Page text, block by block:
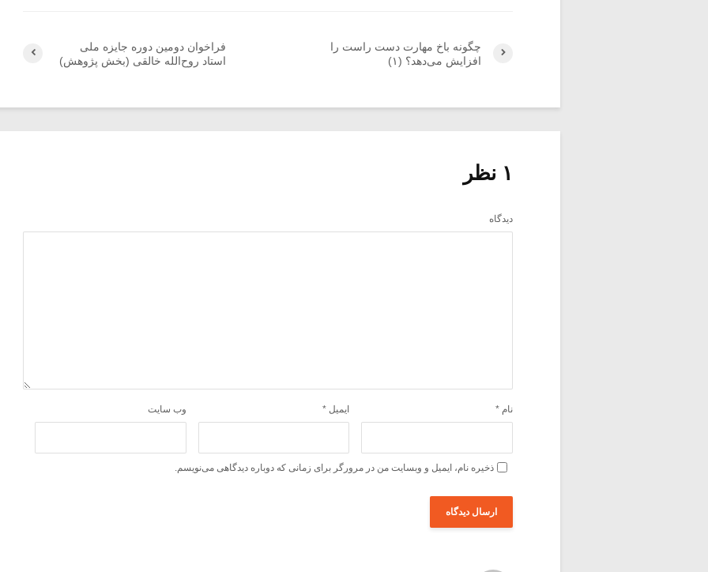
فراخوان دومین دوره جایزه ملی
استاد روح‌الله خالقی (بخش پژوهش)
چگونه باخ مهارت دست راست را
افزایش می‌دهد؟ (۱)
۱ نظر
دیدگاه
نام * ایمیل * وب‌ سایت
ذخیره نام، ایمیل و وبسایت من در مرورگر برای زمانی که دوباره دیدگاهی می‌نویسم.